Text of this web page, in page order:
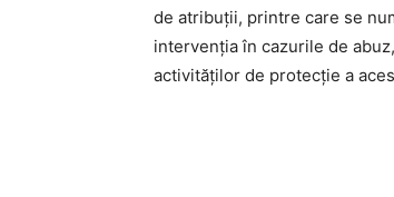
de atribuții, printre care se
intervenția în cazurile de
activităților de protecție a